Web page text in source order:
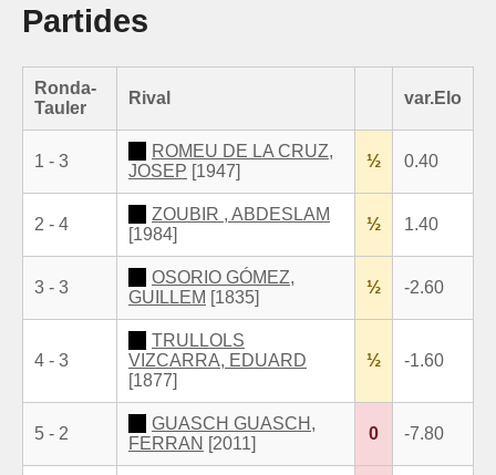
Partides
Ronda-
Tauler
Rival var.Elo
1 - 3
ROMEU DE LA CRUZ,
JOSEP [1947]
½ 0.40
2 - 4
ZOUBIR , ABDESLAM
[1984]
½ 1.40
3 - 3
OSORIO GÓMEZ,
GUILLEM [1835]
½ -2.60
4 - 3
TRULLOLS
VIZCARRA, EDUARD
[1877]
½ -1.60
5 - 2
GUASCH GUASCH,
FERRAN [2011]
0 -7.80